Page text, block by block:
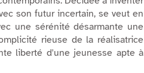
son futur incertain, se veut en
une sérénité désarmante une
rieuse de la réalisatrice
liberté d'une jeunesse apte à